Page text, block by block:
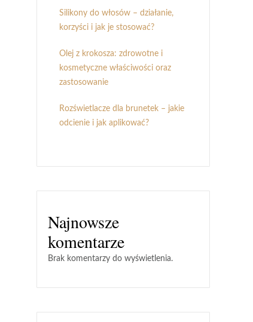
Silikony do włosów – działanie,
korzyści i jak je stosować?
Olej z krokosza: zdrowotne i
kosmetyczne właściwości oraz
zastosowanie
Rozświetlacze dla brunetek – jakie
odcienie i jak aplikować?
Najnowsze
komentarze
Brak komentarzy do wyświetlenia.